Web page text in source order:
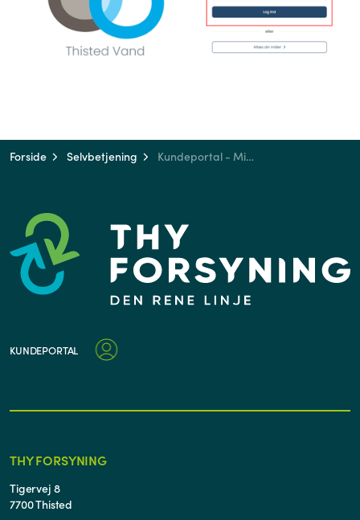
Forside Selvbetjening Kundeportal - Min side
KUNDEPORTAL
THY FORSYNING
Tigervej 8
7700 Thisted